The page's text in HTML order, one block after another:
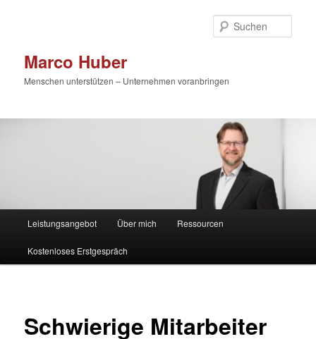
Marco Huber
Menschen unterstützen – Unternehmen voranbringen
Leistungsangebot Über mich Ressourcen
Kostenloses Erstgespräch
Schwierige Mitarbeiter